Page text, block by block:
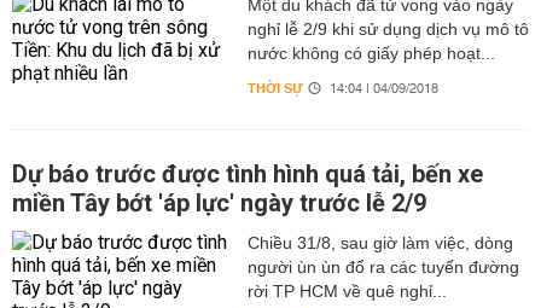
Một du khách đã tử vong vào ngày
nghỉ lễ 2/9 khi sử dụng dịch vụ mô tô
nước không có giấy phép hoạt...
THỜI SỰ 14:04 | 04/09/2018
Dự báo trước được tình hình quá tải, bến xe
miền Tây bớt 'áp lực' ngày trước lễ 2/9
Chiều 31/8, sau giờ làm việc, dòng
người ùn ùn đổ ra các tuyến đường
rời TP HCM về quê nghỉ...